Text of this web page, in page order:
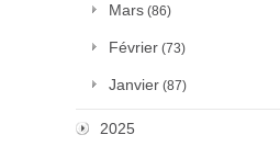
Mars (86)
Février (73)
Janvier (87)
2025